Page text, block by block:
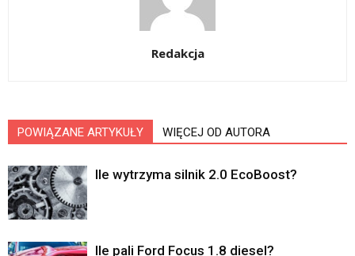
Redakcja
POWIĄZANE ARTYKUŁY WIĘCEJ OD AUTORA
Ile wytrzyma silnik 2.0 EcoBoost?
Ile pali Ford Focus 1.8 diesel?